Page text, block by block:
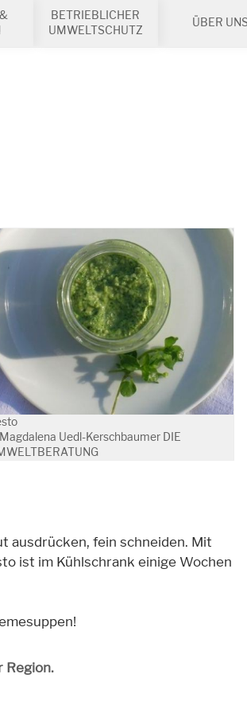
BETRIEBLICHER
UMWELTSCHUTZ
ÜBER
Uedl-Kerschbaumer DIE
ausdrücken, fein schneiden. Mit
ist im Kühlschrank einige Wochen
Region.